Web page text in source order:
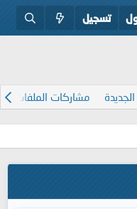
تسجيل
مشاركات الملفات